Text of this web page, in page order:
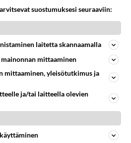
seitsämän loppuun Blue
seasoni. Tuo loppu oli vain
1
Vastattu 15v
suostumuksesi seuraaviin:
laitetta skannaamalla
mittaaminen
mittaaminen, yleisötutkimus ja
ja/tai laitteella olevien